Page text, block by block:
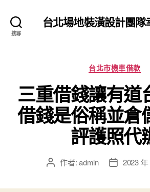
搜尋
台北場地裝潢設計團隊
分
類
台北市機車借款
三重借錢讓有道
借錢是俗稱並倉
評護照代
文 作者:admin
文 2023